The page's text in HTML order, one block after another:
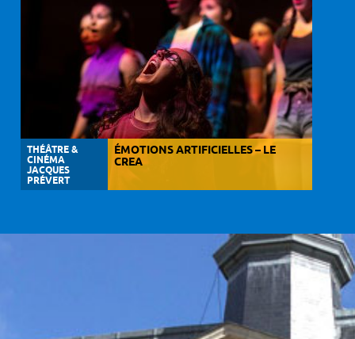
THÉÂTRE &
CINÉMA
JACQUES
PRÉVERT
ÉMOTIONS ARTIFICIELLES – LE
CREA